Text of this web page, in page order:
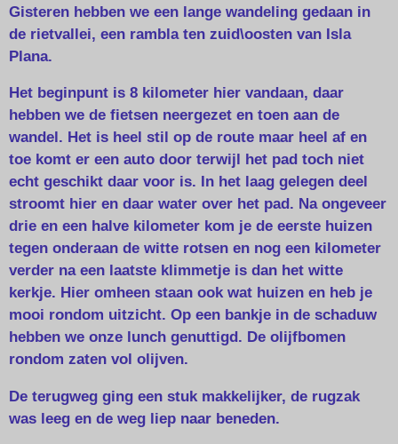
Gisteren hebben we een lange wandeling gedaan in
de rietvallei, een rambla ten zuid\oosten van Isla
Plana.
Het beginpunt is 8 kilometer hier vandaan, daar
hebben we de fietsen neergezet en toen aan de
wandel. Het is heel stil op de route maar heel af en
toe komt er een auto door terwijl het pad toch niet
echt geschikt daar voor is. In het laag gelegen deel
stroomt hier en daar water over het pad. Na ongeveer
drie en een halve kilometer kom je de eerste huizen
tegen onderaan de witte rotsen en nog een kilometer
verder na een laatste klimmetje is dan het witte
kerkje. Hier omheen staan ook wat huizen en heb je
mooi rondom uitzicht. Op een bankje in de schaduw
hebben we onze lunch genuttigd. De olijfbomen
rondom zaten vol olijven.
De terugweg ging een stuk makkelijker, de rugzak
was leeg en de weg liep naar beneden.